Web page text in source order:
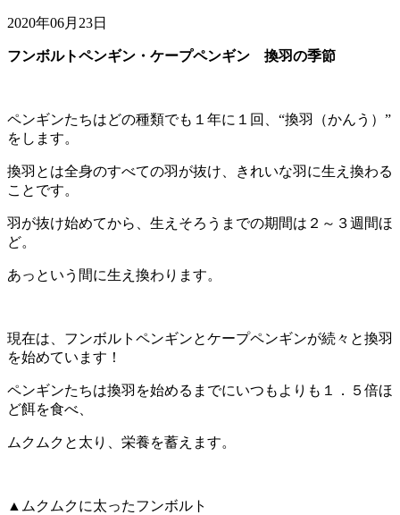
2020年06月23日
フンボルトペンギン・ケープペンギン 換羽の季節
ペンギンたちはどの種類でも１年に１回、“換羽（かんう）”
をします。
換羽とは全身のすべての羽が抜け、きれいな羽に生え換わる
ことです。
羽が抜け始めてから、生えそろうまでの期間は２～３週間ほ
ど。
あっという間に生え換わります。
現在は、フンボルトペンギンとケープペンギンが続々と換羽
を始めています！
ペンギンたちは換羽を始めるまでにいつもよりも１．５倍ほ
ど餌を食べ、
ムクムクと太り、栄養を蓄えます。
▲ムクムクに太ったフンボルト